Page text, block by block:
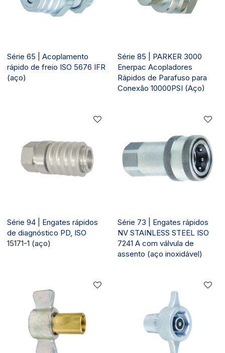
Série 65 | Acoplamento
rápido de freio ISO 5676 IFR
(aço)
Série 85 | PARKER 3000
Enerpac Acopladores
Rápidos de Parafuso para
Conexão 10000PSI (Aço)
Série 94 | Engates rápidos
de diagnóstico PD, ISO
15171-1 (aço)
Série 73 | Engates rápidos
NV STAINLESS STEEL ISO
7241 A com válvula de
assento (aço inoxidável)